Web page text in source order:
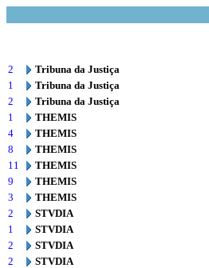
2
Tribuna da Justiça
1
Tribuna da Justiça
2
Tribuna da Justiça
1
THEMIS
4
THEMIS
8
THEMIS
11
THEMIS
9
THEMIS
3
THEMIS
2
STVDIA
1
STVDIA
2
STVDIA
2
STVDIA